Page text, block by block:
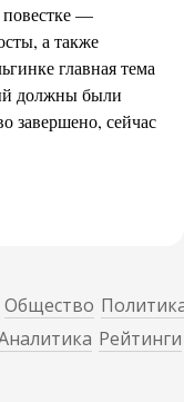
повестке —
а также
главная тема
должны были
завершено, сейчас
Общество
Рейтинги